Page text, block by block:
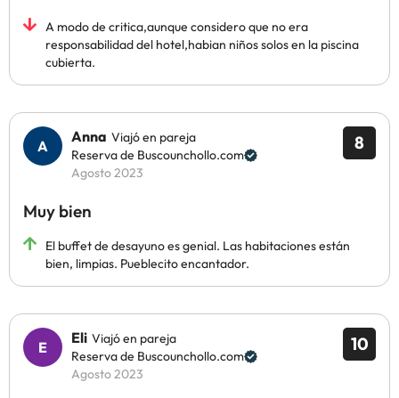
A modo de critica,aunque considero que no era
responsabilidad del hotel,habian niños solos en la piscina
cubierta.
8
Anna Viajó en pareja
Reserva de Buscounchollo.com
Agosto 2023
Muy bien
El buffet de desayuno es genial. Las habitaciones están
bien, limpias. Pueblecito encantador.
10
Eli Viajó en pareja
Reserva de Buscounchollo.com
Agosto 2023